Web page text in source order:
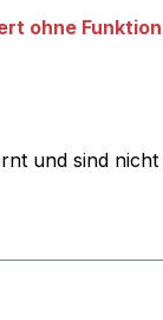
ohne
und sind nicht